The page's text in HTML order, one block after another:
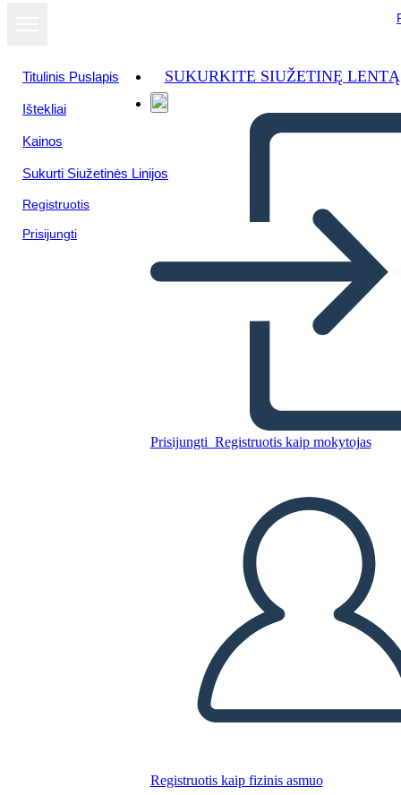
Titulinis Puslapis
Ištekliai
Kainos
Sukurti Siužetinės Linijos
Registruotis
Prisijungti
SUKURKITE SIUŽETINĘ LENTĄ
Prisijungti Registruotis kaip mokytojas
Registruotis kaip fizinis asmuo
Nukopijuokite šią siužetinę lentą
SUKURTI SIUŽETINĘ LENTĄ
PALEISTI SKAIDRIŲ DEMONSTRACIJĄ
SKAITYK MAN